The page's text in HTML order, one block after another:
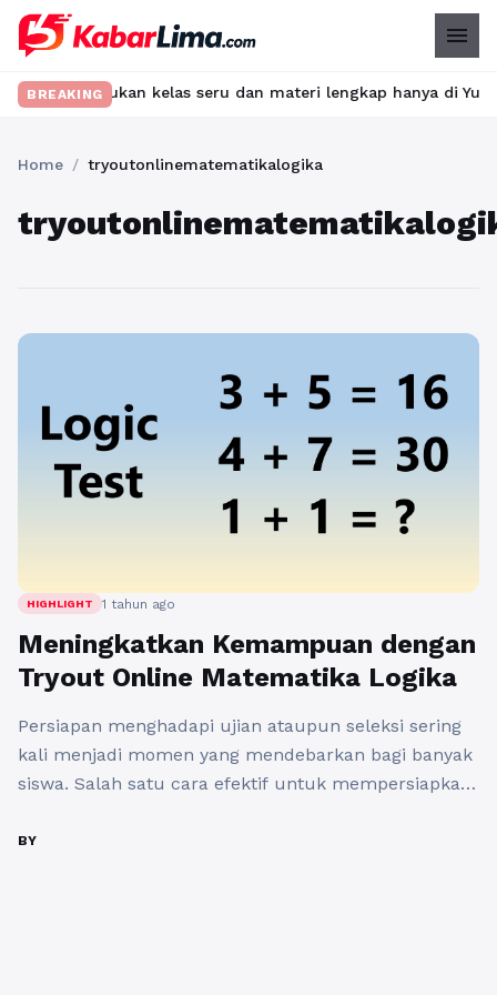
menu
BREAKING
Temukan kelas seru dan materi lengkap hanya di
Home / tryoutonlinematematikalogika
HIGHLIGHT 1 tahun ago
Meningkatkan Kemampuan dengan
Tryout Online Matematika Logika
Persiapan menghadapi ujian ataupun seleksi sering
kali menjadi momen yang mendebarkan bagi banyak
siswa. Salah satu cara efektif untuk mempersiapkan
adalah tryout online matematika logika, yang dapat
BY